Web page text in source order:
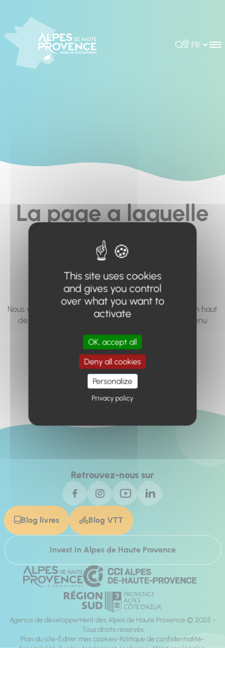
Rechercher
Choisir la
La page a laquelle
vous cherchez à
accéder n'existe
pas... ou plus.
Nous vous invitons à utiliser le moteur de recherche en haut
de page, ou à utiliser le menu pour trouver le contenu
Retour à l'accueil
Retrouvez-nous sur
Blog livres Blog VTT
Invest In Alpes de Haute Provence
Agence de développement des Alpes de Haute Provence © 2025 -
Tous droits réservés
Plan du site Éditer mes cookies Politique de confidentialité
Accessibilité du site : totalement conforme Mentions légales
This site uses cookies
and gives you control
over what you want to
activate
OK, accept all
Deny all cookies
Personalize
Privacy policy